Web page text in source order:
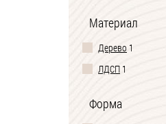
Материал
Дерево 1
ЛДСП 1
Форма